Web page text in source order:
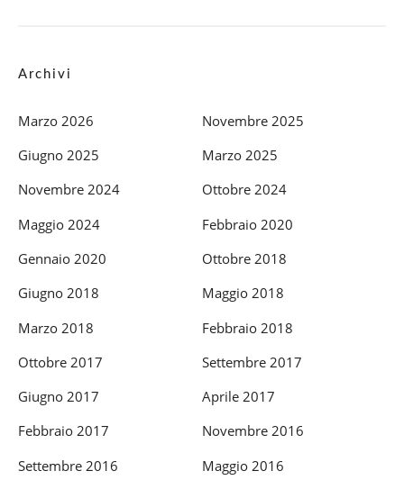
Archivi
Marzo 2026
Novembre 2025
Giugno 2025
Marzo 2025
Novembre 2024
Ottobre 2024
Maggio 2024
Febbraio 2020
Gennaio 2020
Ottobre 2018
Giugno 2018
Maggio 2018
Marzo 2018
Febbraio 2018
Ottobre 2017
Settembre 2017
Giugno 2017
Aprile 2017
Febbraio 2017
Novembre 2016
Settembre 2016
Maggio 2016